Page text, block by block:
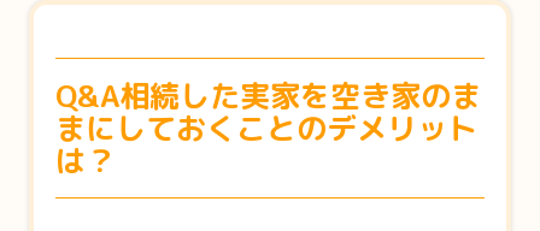
Q&A相続した実家を空き家のま
まにしておくことのデメリット
は？